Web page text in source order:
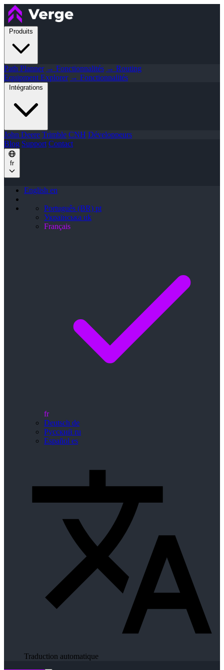
Produits
Path Planner → Fonctionnalités → Routing
Equipment Explorer → Fonctionnalités
Intégrations
John Deere Trimble CNH Développeurs
Blog Support Contact
fr
English en
Português (BR) pt
Українська uk
Français
fr
Deutsch de
Русский ru
Español es
Traduction automatique